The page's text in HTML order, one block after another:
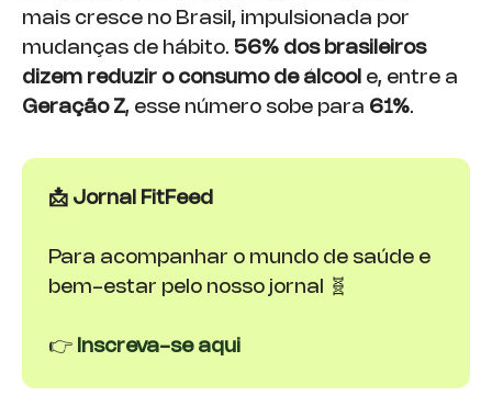
mais cresce no Brasil, impulsionada por
mudanças de hábito. 56% dos brasileiros
dizem reduzir o consumo de álcool e, entre a
Geração Z, esse número sobe para 61%.
📩 Jornal FitFeed
Para acompanhar o mundo de saúde e
bem-estar pelo nosso jornal 🧬
👉 Inscreva-se aqui